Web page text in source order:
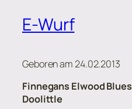
E-Wurf
Geboren am 24.02.2013
Finnegans Elwood Blues
Doolittle